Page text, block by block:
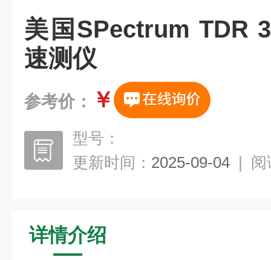
美国SPectrum TDR
速测仪
参考价： ￥
型号：
更新时间： 2025-09-04 | 阅
详情介绍